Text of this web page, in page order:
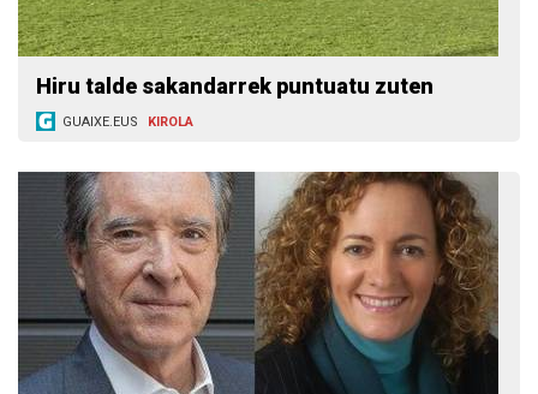
Hiru talde sakandarrek puntuatu zuten
GUAIXE.EUS KIROLA